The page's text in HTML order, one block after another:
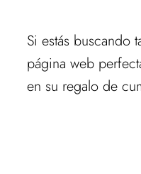
Si estás buscando
página web
en su regalo de